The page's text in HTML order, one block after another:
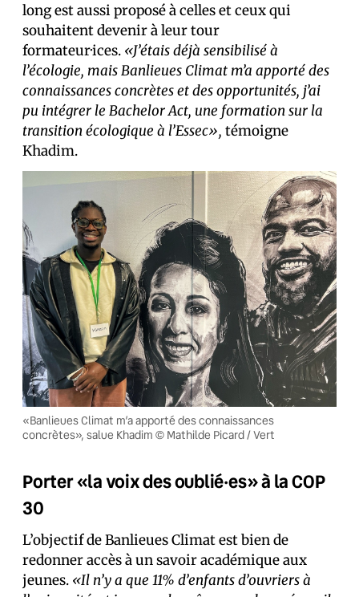
long est aussi proposé à celles et ceux qui
souhaitent devenir à leur tour
formateur·ices. «J’étais déjà sensibilisé à
l’écologie, mais Banlieues Climat m’a apporté des
connaissances concrètes et des opportunités, j’ai
pu intégrer le Bachelor Act, une formation sur la
transition écologique à l’Essec», témoigne
Khadim.
«Banlieues Climat m’a apporté des connaissances
concrètes», salue Khadim © Mathilde Picard / Vert
Porter «la voix des oublié·es» à la COP
30
L’objectif de Banlieues Climat est bien de
redonner accès à un savoir académique aux
jeunes. «Il n’y a que 11% d’enfants d’ouvriers à